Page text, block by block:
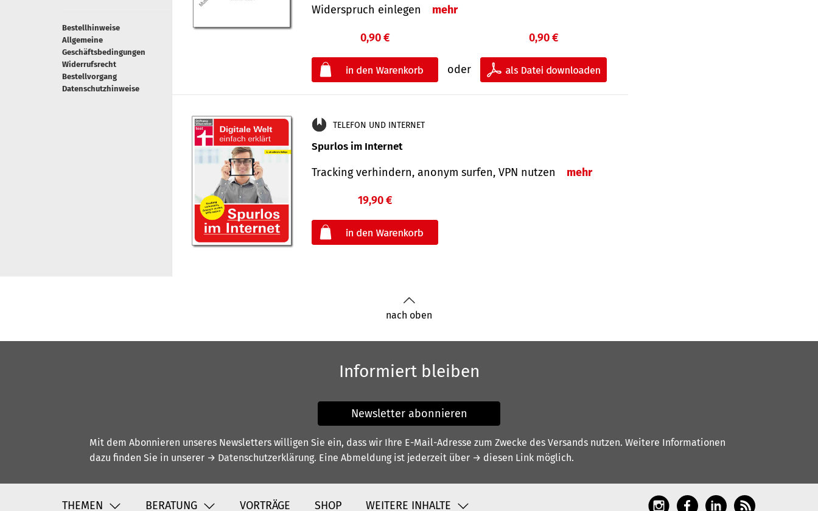
Bestellhinweise
Allgemeine
Geschäftsbedingungen
Widerrufsrecht
Bestellvorgang
Datenschutzhinweise
Widerspruch einlegen
mehr
0,90 €
oder
0,90 €
TELEFON UND INTERNET
Spurlos im Internet
Tracking verhindern, anonym surfen, VPN nutzen mehr
19,90 €
nach oben
Informiert bleiben
Newsletter abonnieren
Mit dem Abonnieren unseres Newsletters willigen Sie ein, dass wir Ihre E-Mail-Adresse zum Zwecke des Versands nutzen. Weitere Informationen
dazu finden Sie in unserer → Datenschutzerklärung. Eine Abmeldung ist jederzeit über → diesen Link möglich.
THEMEN BERATUNG VORTRÄGE SHOP WEITERE INHALTE